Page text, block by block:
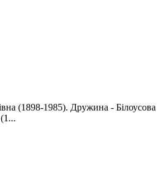
(1898-1985). Дружина - Білоусова